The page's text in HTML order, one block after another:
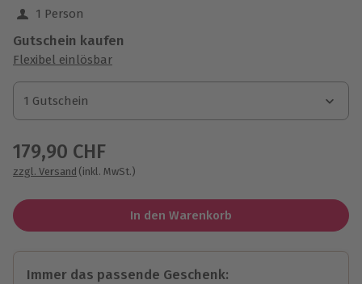
1 Person
Gutschein kaufen
Flexibel einlösbar
1 Gutschein
1 Gutschein
1 Gutschein
179,90 CHF
zzgl. Versand (inkl. MwSt.)
In den Warenkorb
Immer das passende Geschenk: